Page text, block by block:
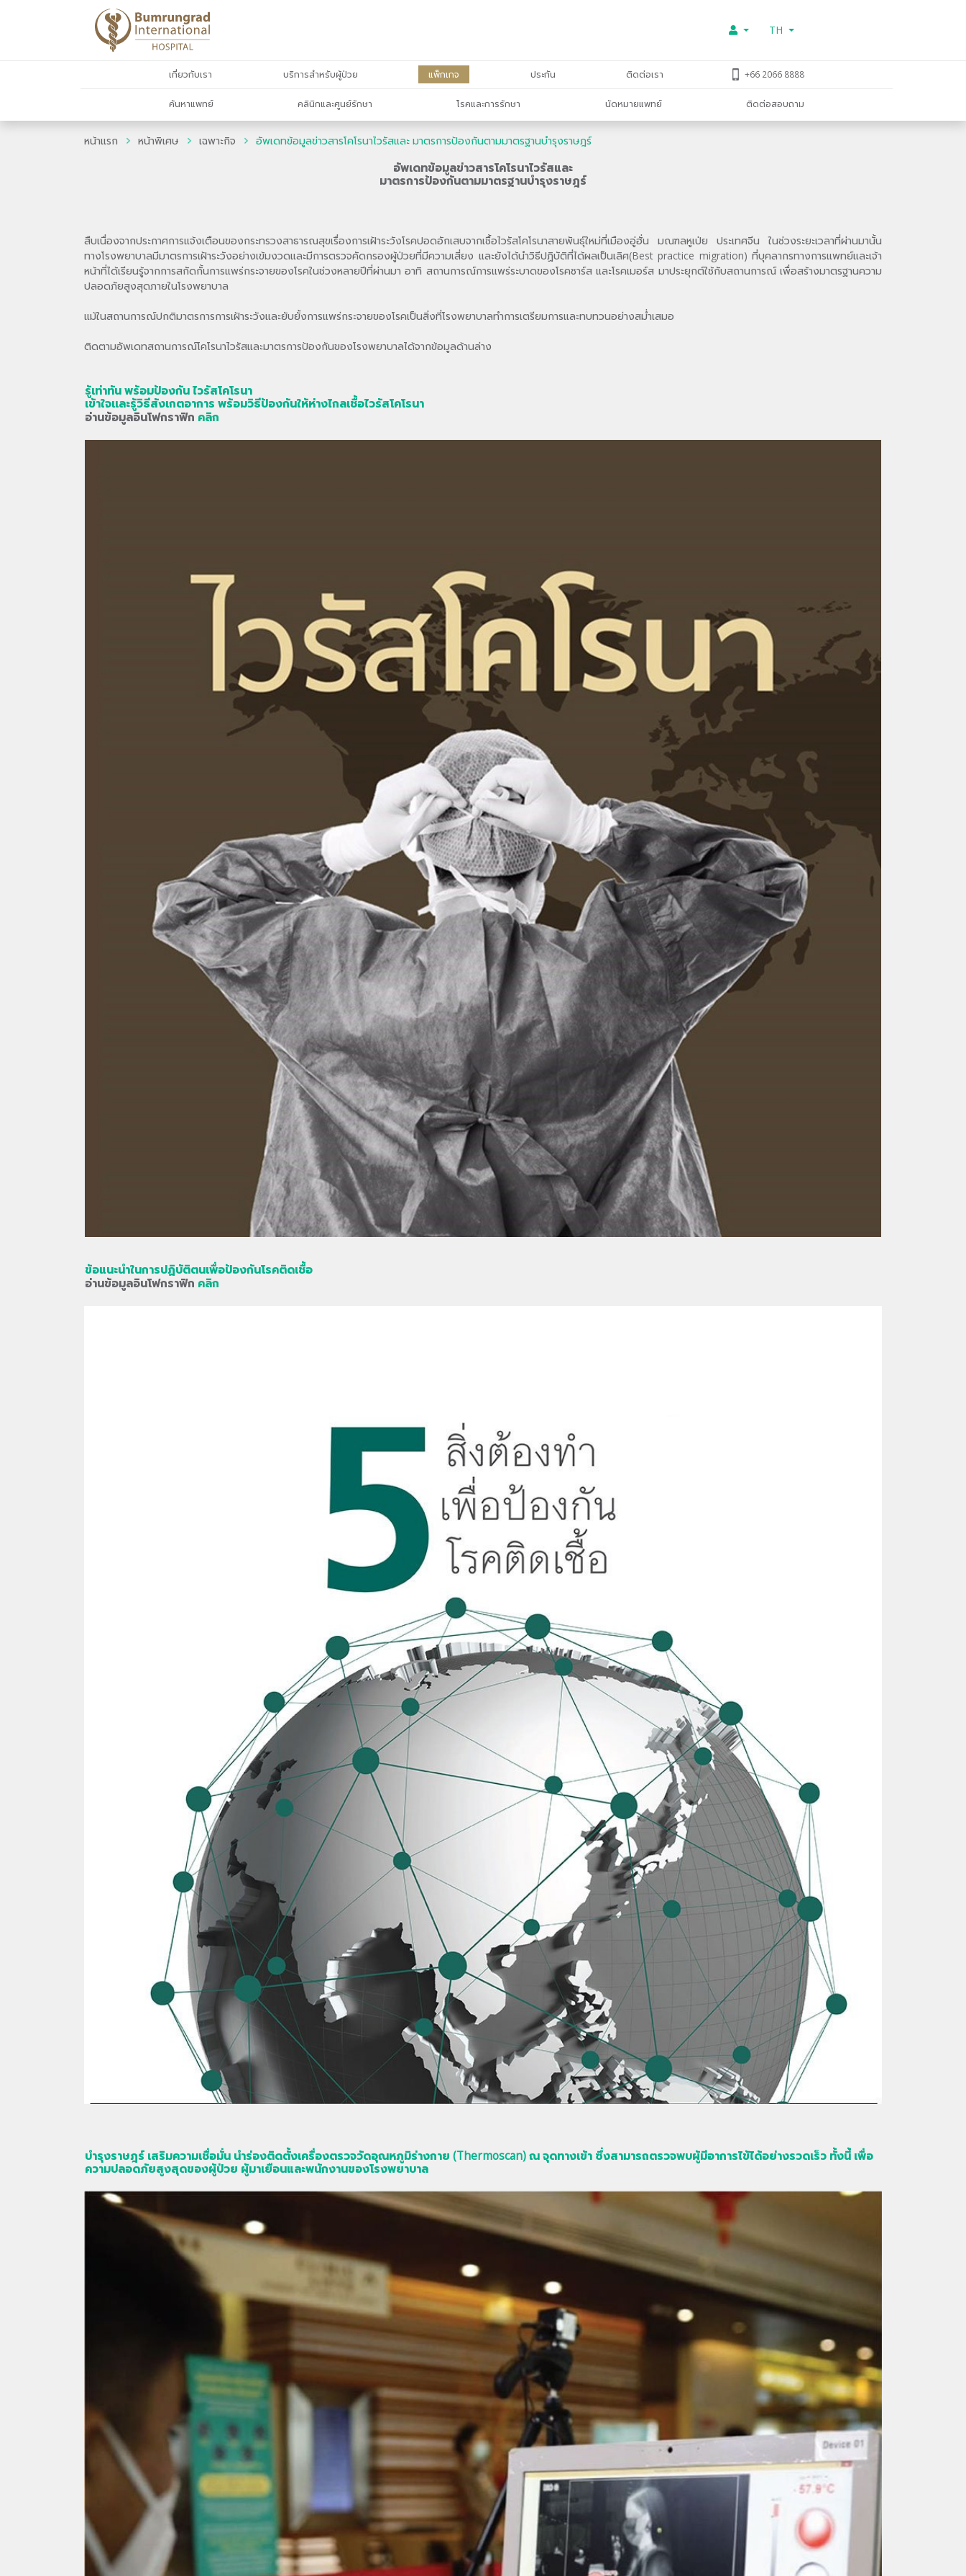
TH
เกี่ยวกับเรา บริการสำหรับผู้ป่วย แพ็กเกจ ประกัน ติดต่อเรา +66 2066 8888
ค้นหาแพทย์ คลินิกและศูนย์รักษา โรคและการรักษา นัดหมายแพทย์ ติดต่อสอบถาม
หน้าแรก หน้าพิเศษ เฉพาะกิจ อัพเดทข้อมูลข่าวสารโคโรนาไวรัสและ มาตรการป้องกันตามมาตรฐานบำรุงราษฎร์
อัพเดทข้อมูลข่าวสารโคโรนาไวรัสและ
มาตรการป้องกันตามมาตรฐานบำรุงราษฎร์
สืบเนื่องจากประกาศการแจ้งเตือนของกระทรวงสาธารณสุขเรื่องการเฝ้าระวังโรคปอดอักเสบจากเชื้อไวรัสโคโรนาสายพันธุ์ใหม่ที่เมืองอู่ฮั่น มณฑลหูเป่ย ประเทศจีน ในช่วงระยะเวลาที่ผ่านมานั้น
ทางโรงพยาบาลมีมาตรการเฝ้าระวังอย่างเข้มงวดและมีการตรวจคัดกรองผู้ป่วยที่มีความเสี่ยง และยังได้นำวิธีปฏิบัติที่ได้ผลเป็นเลิศ(Best practice migration) ที่บุคลากรทางการแพทย์และเจ้า
หน้าที่ได้เรียนรู้จากการสกัดกั้นการแพร่กระจายของโรคในช่วงหลายปีที่ผ่านมา อาทิ สถานการณ์การแพร่ระบาดของโรคซาร์ส และโรคเมอร์ส มาประยุกต์ใช้กับสถานการณ์ เพื่อสร้างมาตรฐานความ
ปลอดภัยสูงสุดภายในโรงพยาบาล
แม้ในสถานการณ์ปกติมาตรการการเฝ้าระวังและยับยั้งการแพร่กระจายของโรคเป็นสิ่งที่โรงพยาบาลทำการเตรียมการและทบทวนอย่างสม่ำเสมอ
ติดตามอัพเดทสถานการณ์โคโรนาไวรัสและมาตรการป้องกันของโรงพยาบาลได้จากข้อมูลด้านล่าง
รู้เท่าทัน พร้อมป้องกัน ไวรัสโคโรนา
เข้าใจเเละรู้วิธีสังเกตอาการ พร้อมวิธีป้องกันให้ห่างไกลเชื้อไวรัสโคโรนา
อ่านข้อมูลอินโฟกราฟิก คลิก
ข้อแนะนำในการปฏิบัติตนเพื่อป้องกันโรคติดเชื้อ
อ่านข้อมูลอินโฟกราฟิก คลิก
บำรุงราษฎร์ เสริมความเชื่อมั่น นำร่องติดตั้งเครื่องตรวจวัดอุณหภูมิร่างกาย (Thermoscan) ณ จุดทางเข้า ซึ่งสามารถตรวจพบผู้มีอาการไข้ได้อย่างรวดเร็ว ทั้งนี้ เพื่อ
ความปลอดภัยสูงสุดของผู้ป่วย ผู้มาเยือนและพนักงานของโรงพยาบาล